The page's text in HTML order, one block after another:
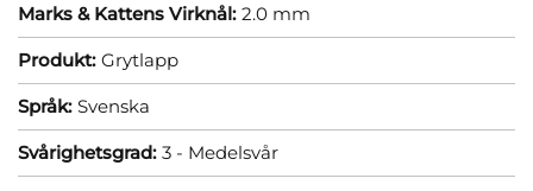
Marks & Kattens Virknål: 2.0 mm
Produkt: Grytlapp
Språk: Svenska
Svårighetsgrad: 3 - Medelsvår